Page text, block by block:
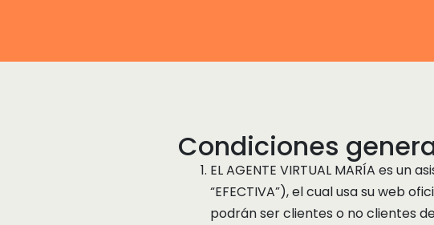
Condiciones
EL AGENTE VIRTUAL MARÍA es
“EFECTIVA”), el cual usa su web
podrán ser clientes o no clientes de